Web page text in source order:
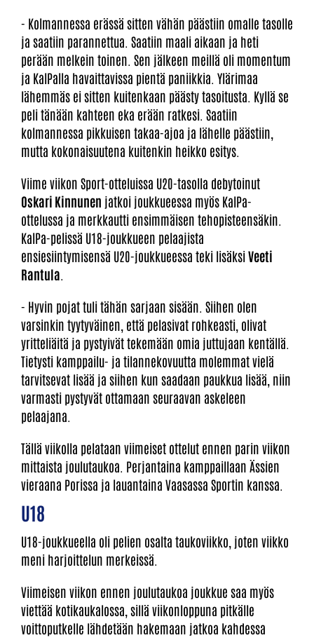
- Kolmannessa erässä sitten vähän päästiin omalle tasolle
ja saatiin parannettua. Saatiin maali aikaan ja heti
perään melkein toinen. Sen jälkeen meillä oli momentum
ja KalPalla havaittavissa pientä paniikkia. Ylärimaa
lähemmäs ei sitten kuitenkaan päästy tasoitusta. Kyllä se
peli tänään kahteen eka erään ratkesi. Saatiin
kolmannessa pikkuisen takaa-ajoa ja lähelle päästiin,
mutta kokonaisuutena kuitenkin heikko esitys.
Viime viikon Sport-otteluissa U20-tasolla debytoinut
Oskari Kinnunen jatkoi joukkueessa myös KalPa-
ottelussa ja merkkautti ensimmäisen tehopisteensäkin.
KalPa-pelissä U18-joukkueen pelaajista
ensiesiintymisensä U20-joukkueessa teki lisäksiVeeti
Rantula
- Hyvin pojat tuli tähän sarjaan sisään. Siihen olen
varsinkin tyytyväinen, että pelasivat rohkeasti, olivat
yritteliäitä ja pystyivät tekemään omia juttujaan kentällä.
Tietysti kamppailu- ja tilannekovuutta molemmat vielä
tarvitsevat lisää ja siihen kun saadaan paukkua lisää, niin
varmasti pystyvät ottamaan seuraavan askeleen
pelaajana.
Tällä viikolla pelataan viimeiset ottelut ennen parin viikon
mittaista joulutaukoa. Perjantaina kamppaillaan Ässien
vieraana Porissa ja lauantaina Vaasassa Sportin kanssa.
U18
U18-joukkueella oli pelien osalta taukoviikko, joten viikko
meni harjoittelun merkeissä.
Viimeisen viikon ennen joulutaukoa joukkue saa myös
viettää kotikaukalossa, sillä viikonloppuna pitkälle
voittoputkelle lähdetään hakemaan jatkoa kahdessa